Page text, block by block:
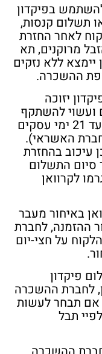
בפיקדון
תשלום קנסות,
לאחר החזרת
מרוקנים, תא
יימצא ללא נזקים
ההשכרה.
יזוכה
ועשוי להשתקף
עד 21 ימי עסקים
האשראי).
עיכוב בהחזרת
סיום התשלום
לקרוואן
באיחור מעבר
ההזמנה, לחברת
על חצי-יום
פיקדון
לחברת ההשכרה
תבחר לעשות
תבל